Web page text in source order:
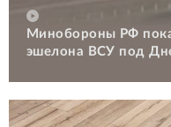
Минобороны РФ
эшелона ВСУ под